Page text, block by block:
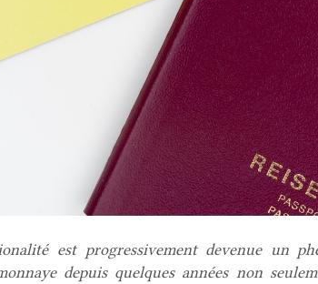
est progressivement devenue un
depuis quelques années non